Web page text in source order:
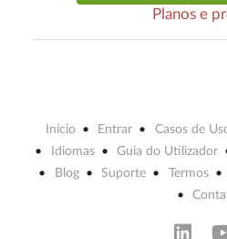
Planos e
Início Entrar Casos de
Idiomas
Guia do Utilizador
Blog
Suporte Termos